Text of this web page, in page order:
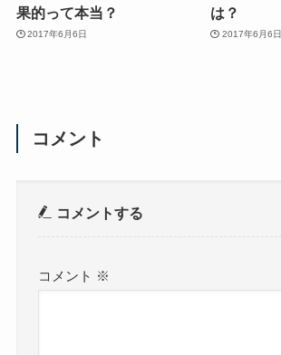
果的って本当？
2017年6月6日
は？
2017年6月6日
コメント
コメントする
コメント ※